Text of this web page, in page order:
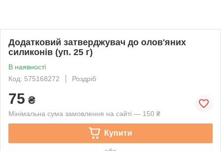
Додатковий затверджувач до олов'яних
силиконів (уп. 25 г)
В наявності
Код: 575168272
Роздріб
75 ₴
Мінімальна сума замовлення на сайті — 150 ₴
Купити